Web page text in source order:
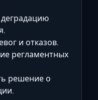
и отказов.
регламентных
решение о